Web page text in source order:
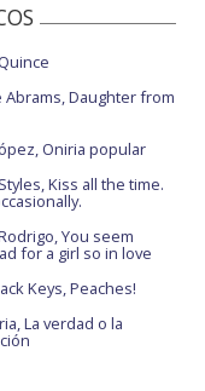
Abrams, Daughter from
Oniria popular
Kiss all the time.
You seem
for a girl so in love
Keys, Peaches!
La verdad o la